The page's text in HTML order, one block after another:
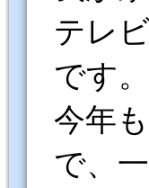
テレ
です。
今年
で、